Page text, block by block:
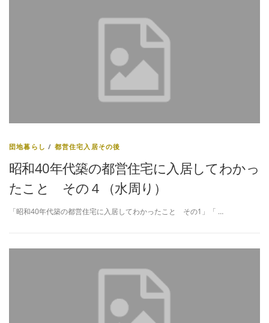
団地暮らし / 都営住宅入居その後
昭和40年代築の都営住宅に入居してわかっ
たこと その４（水周り）
「昭和40年代築の都営住宅に入居してわかったこと その1」「 …